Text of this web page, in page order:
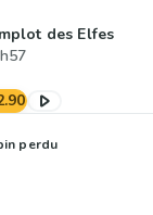
des Elfes
perdu